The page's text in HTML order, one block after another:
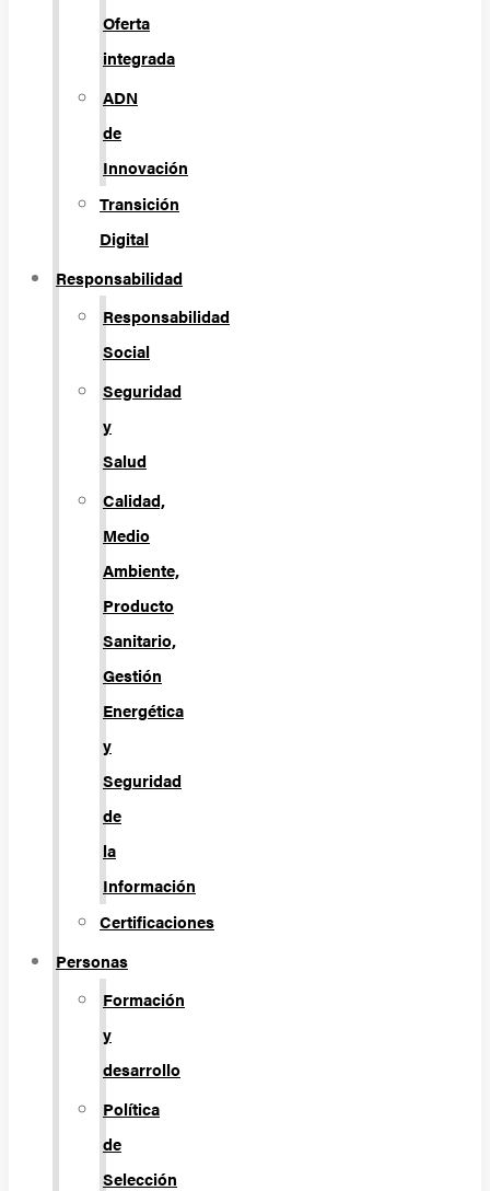
Oferta
integrada
ADN
de
Innovación
Transición
Digital
Responsabilidad
Responsabilidad
Social
Seguridad
y
Salud
Calidad,
Medio
Ambiente,
Producto
Sanitario,
Gestión
Energética
y
Seguridad
de
la
Información
Certificaciones
Personas
Formación
y
desarrollo
Política
de
Selección